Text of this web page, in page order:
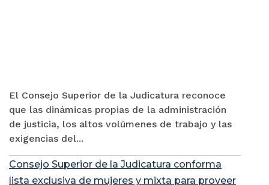
El Consejo Superior de la Judicatura reconoce
que las dinámicas propias de la administración
de justicia, los altos volúmenes de trabajo y las
exigencias del...
Consejo Superior de la Judicatura conforma
lista exclusiva de mujeres y mixta para proveer